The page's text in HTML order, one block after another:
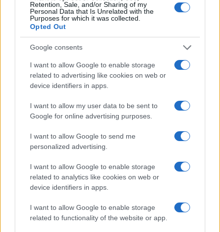
Retention, Sale, and/or Sharing of my
Personal Data that Is Unrelated with the
Purposes for which it was collected.
Opted Out
Google consents
I want to allow Google to enable storage
related to advertising like cookies on web or
device identifiers in apps.
I want to allow my user data to be sent to
Google for online advertising purposes.
I want to allow Google to send me
personalized advertising.
I want to allow Google to enable storage
related to analytics like cookies on web or
device identifiers in apps.
I want to allow Google to enable storage
related to functionality of the website or app.
Protocolos de seguridad ocular y
consejos para fotografiar eclipses solares